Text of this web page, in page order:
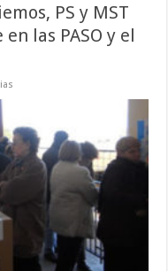
PS y MST
las PASO y el